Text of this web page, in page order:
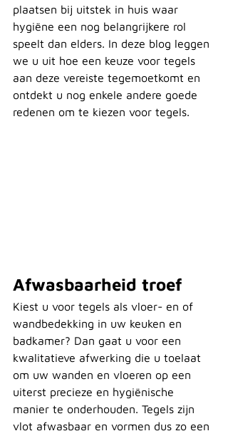
plaatsen bij uitstek in huis waar
hygiëne een nog belangrijkere rol
speelt dan elders. In deze blog leggen
we u uit hoe een keuze voor tegels
aan deze vereiste tegemoetkomt en
ontdekt u nog enkele andere goede
redenen om te kiezen voor tegels.
Afwasbaarheid troef
Kiest u voor tegels als vloer- en of
wandbedekking in uw keuken en
badkamer? Dan gaat u voor een
kwalitatieve afwerking die u toelaat
om uw wanden en vloeren op een
uiterst precieze en hygiënische
manier te onderhouden. Tegels zijn
vlot afwasbaar en vormen dus zo een